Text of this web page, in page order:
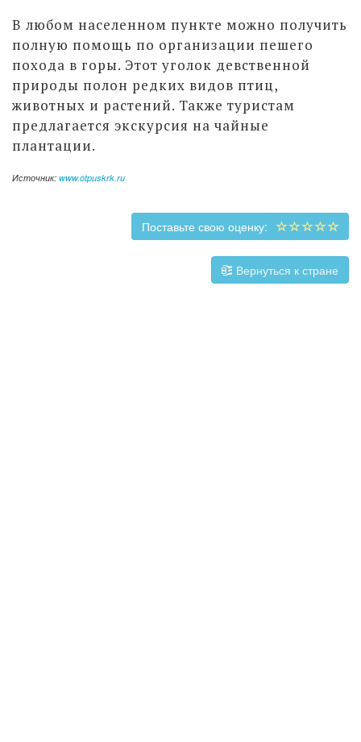
В любом населенном пункте можно получить
полную помощь по организации пешего
похода в горы. Этот уголок девственной
природы полон редких видов птиц,
животных и растений. Также туристам
предлагается экскурсия на чайные
плантации.
Источник: www.otpuskrk.ru
Поставьте свою оценку:
Вернуться к стране